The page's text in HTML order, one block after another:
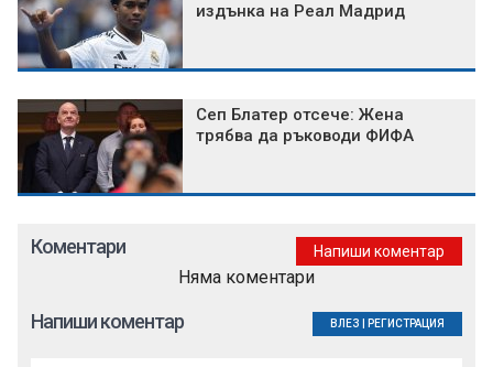
издънка на Реал Мадрид
Сеп Блатер отсече: Жена
трябва да ръководи ФИФА
Коментари Напиши коментар
Няма коментари
Напиши коментар ВЛЕЗ РЕГИСТРАЦИЯ